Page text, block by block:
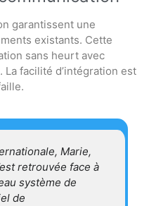
garantissent une
existants. Cette
sans heurt avec
La facilité d’intégration est
Marie,
retrouvée face à
système de
de